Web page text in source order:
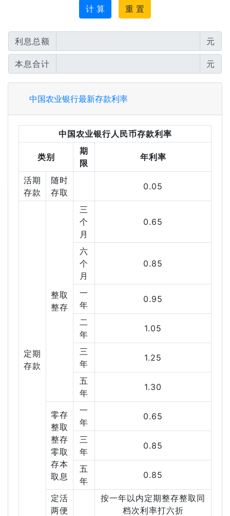
计 算 重 置
利息总额 元
本息合计 元
中国农业银行最新存款利率
中国农业银行人民币存款利率
类别
期
限
年利率
活期
存款
随时
存取
0.05
定期
存款
整取
整存
三
个
月
0.65
六
个
月
0.85
一
年
0.95
二
年
1.05
三
年
1.25
五
年
1.30
零存
整取
整存
零取
存本
取息
一
年
0.65
三
年
0.85
五
年
0.85
定活
两便
按一年以内定期整存整取同
档次利率打六折